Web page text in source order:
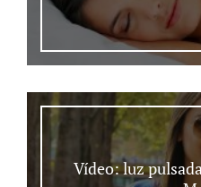
Vídeo: luz